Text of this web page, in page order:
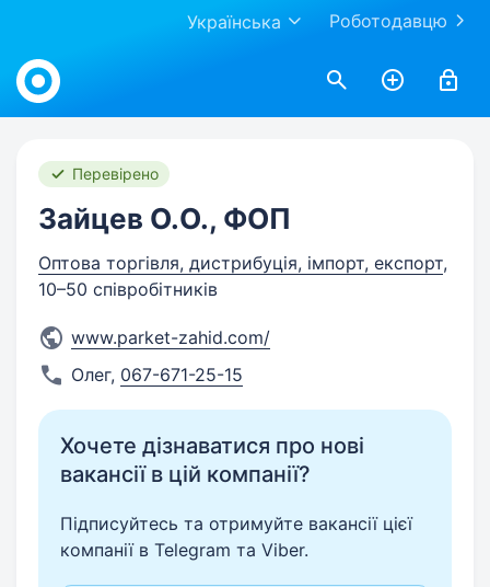
Роботодавцю
Українська
Work.ua
Перевірено
Зайцев О.О., ФОП
Оптова торгівля, дистрибуція, імпорт, експорт,
10–50 співробітників
www.parket-zahid.com/
Олег, 067-671-25-15
Хочете дізнаватися про нові
вакансії в цій компанії?
Підписуйтесь та отримуйте вакансії цієї
компанії в Telegram та Viber.